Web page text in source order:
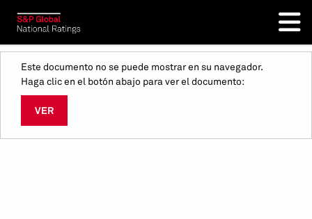
Este documento no se puede mostrar en su navegador.
Haga clic en el botón abajo para ver el documento:
VER